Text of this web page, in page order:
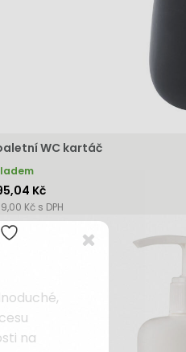
WC kartáč
Kč
Kč s DPH
na